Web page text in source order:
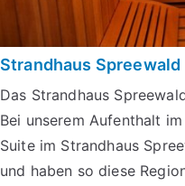
Strandhaus Spreewald
Das Strandhaus
Bei unserem Aufenthalt
Suite im Strandhaus
und haben so diese